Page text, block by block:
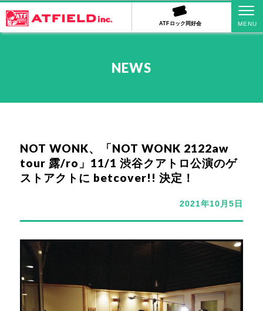
ATFロック同好会
NEWS
NOT WONK、「NOT WONK 2122aw
tour 露/ro」11/1 渋谷クアトロ公演のゲ
ストアクトに betcover!! 決定！
2021年10月5日